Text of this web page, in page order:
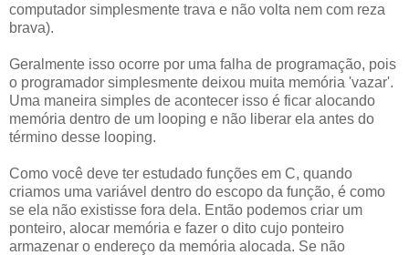
computador simplesmente trava e não volta nem com reza
brava).
Geralmente isso ocorre por uma falha de programação, pois
o programador simplesmente deixou muita memória 'vazar'.
Uma maneira simples de acontecer isso é ficar alocando
memória dentro de um looping e não liberar ela antes do
término desse looping.
Como você deve ter estudado funções em C, quando
criamos uma variável dentro do escopo da função, é como
se ela não existisse fora dela. Então podemos criar um
ponteiro, alocar memória e fazer o dito cujo ponteiro
armazenar o endereço da memória alocada. Se não